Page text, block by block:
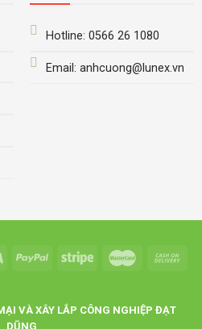
Hotline: 0566 26 1080
Email: anhcuong@lunex.vn
VÀ XÂY LẮP CÔNG NGHIỆP ĐẠT
DŨNG